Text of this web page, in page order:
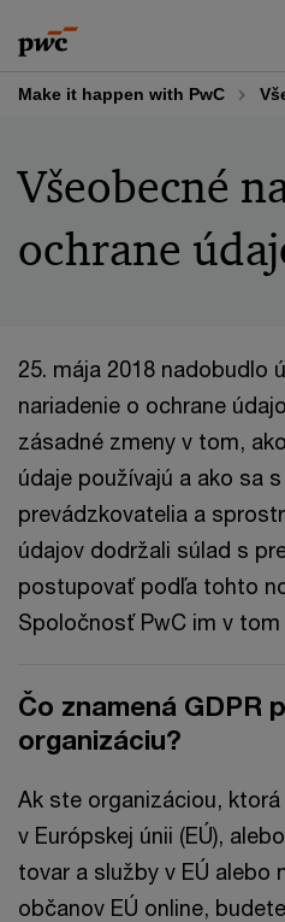
to
content
to
footer
Make it happen with PwC
Všeobecné
ochrane
25. mája 2018 nadobudlo
nariadenie o ochrane
zásadné zmeny v tom,
údaje používajú a ako sa
prevádzkovatelia a
údajov dodržali súlad s
postupovať podľa tohto
Spoločnosť PwC im v
Čo znamená GDPR
organizáciu?
Ak ste organizáciou,
v Európskej únii (EÚ),
tovar a služby v EÚ alebo
občanov EÚ online,